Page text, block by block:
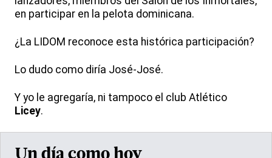
en participar en la pelota dominicana.
¿La LIDOM reconoce esta histórica participación?
Lo dudo como diría José-José.
Y yo le agregaría, ni tampoco el club Atlético
Licey.